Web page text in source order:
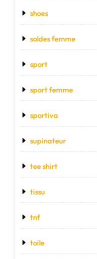
shoes
soldes femme
sport
sport femme
sportiva
supinateur
tee shirt
tissu
tnf
toile